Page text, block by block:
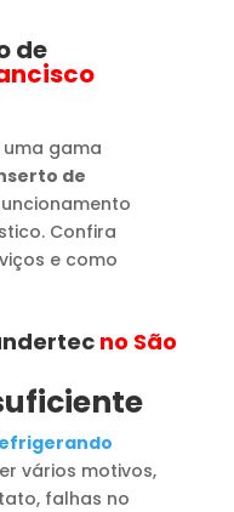
de
gama
de
Confira
e como
no São
vários motivos,
falhas no